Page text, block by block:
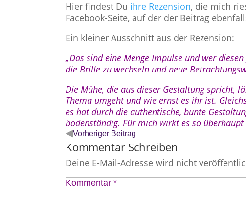
Hier findest Du ihre Rezension, die mich
Facebook-Seite, auf der der Beitrag
Ein kleiner Ausschnitt aus der Rezension:
„Das sind eine Menge Impulse und wer
die Brille zu wechseln und neue
Die Mühe, die aus dieser Gestaltung spricht,
Thema umgeht und wie ernst es ihr ist.
es hat durch die authentische, bunte
bodenständig. Für mich wirkt es so
◀Vorheriger Beitrag
Kommentar Schreiben
Deine E-Mail-Adresse wird nicht
Kommentar*